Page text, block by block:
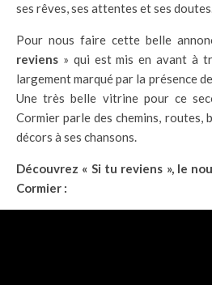
ses rêves, ses attentes et ses
Pour nous faire cette belle
reviens » qui est mis en avant à
largement marqué par la présence
Une très belle vitrine pour ce
Cormier parle des chemins, routes,
décors à ses chansons.
Découvrez « Si tu reviens », le
Cormier :